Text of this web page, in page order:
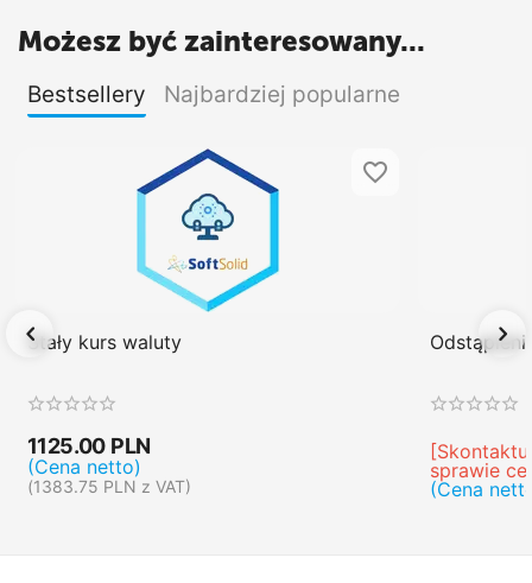
Możesz być zainteresowany...
Bestsellery Najbardziej popularne
Stały kurs waluty
1125.00 PLN
(Cena netto)
(1383.75 PLN z VAT)
sprawie
(Cena